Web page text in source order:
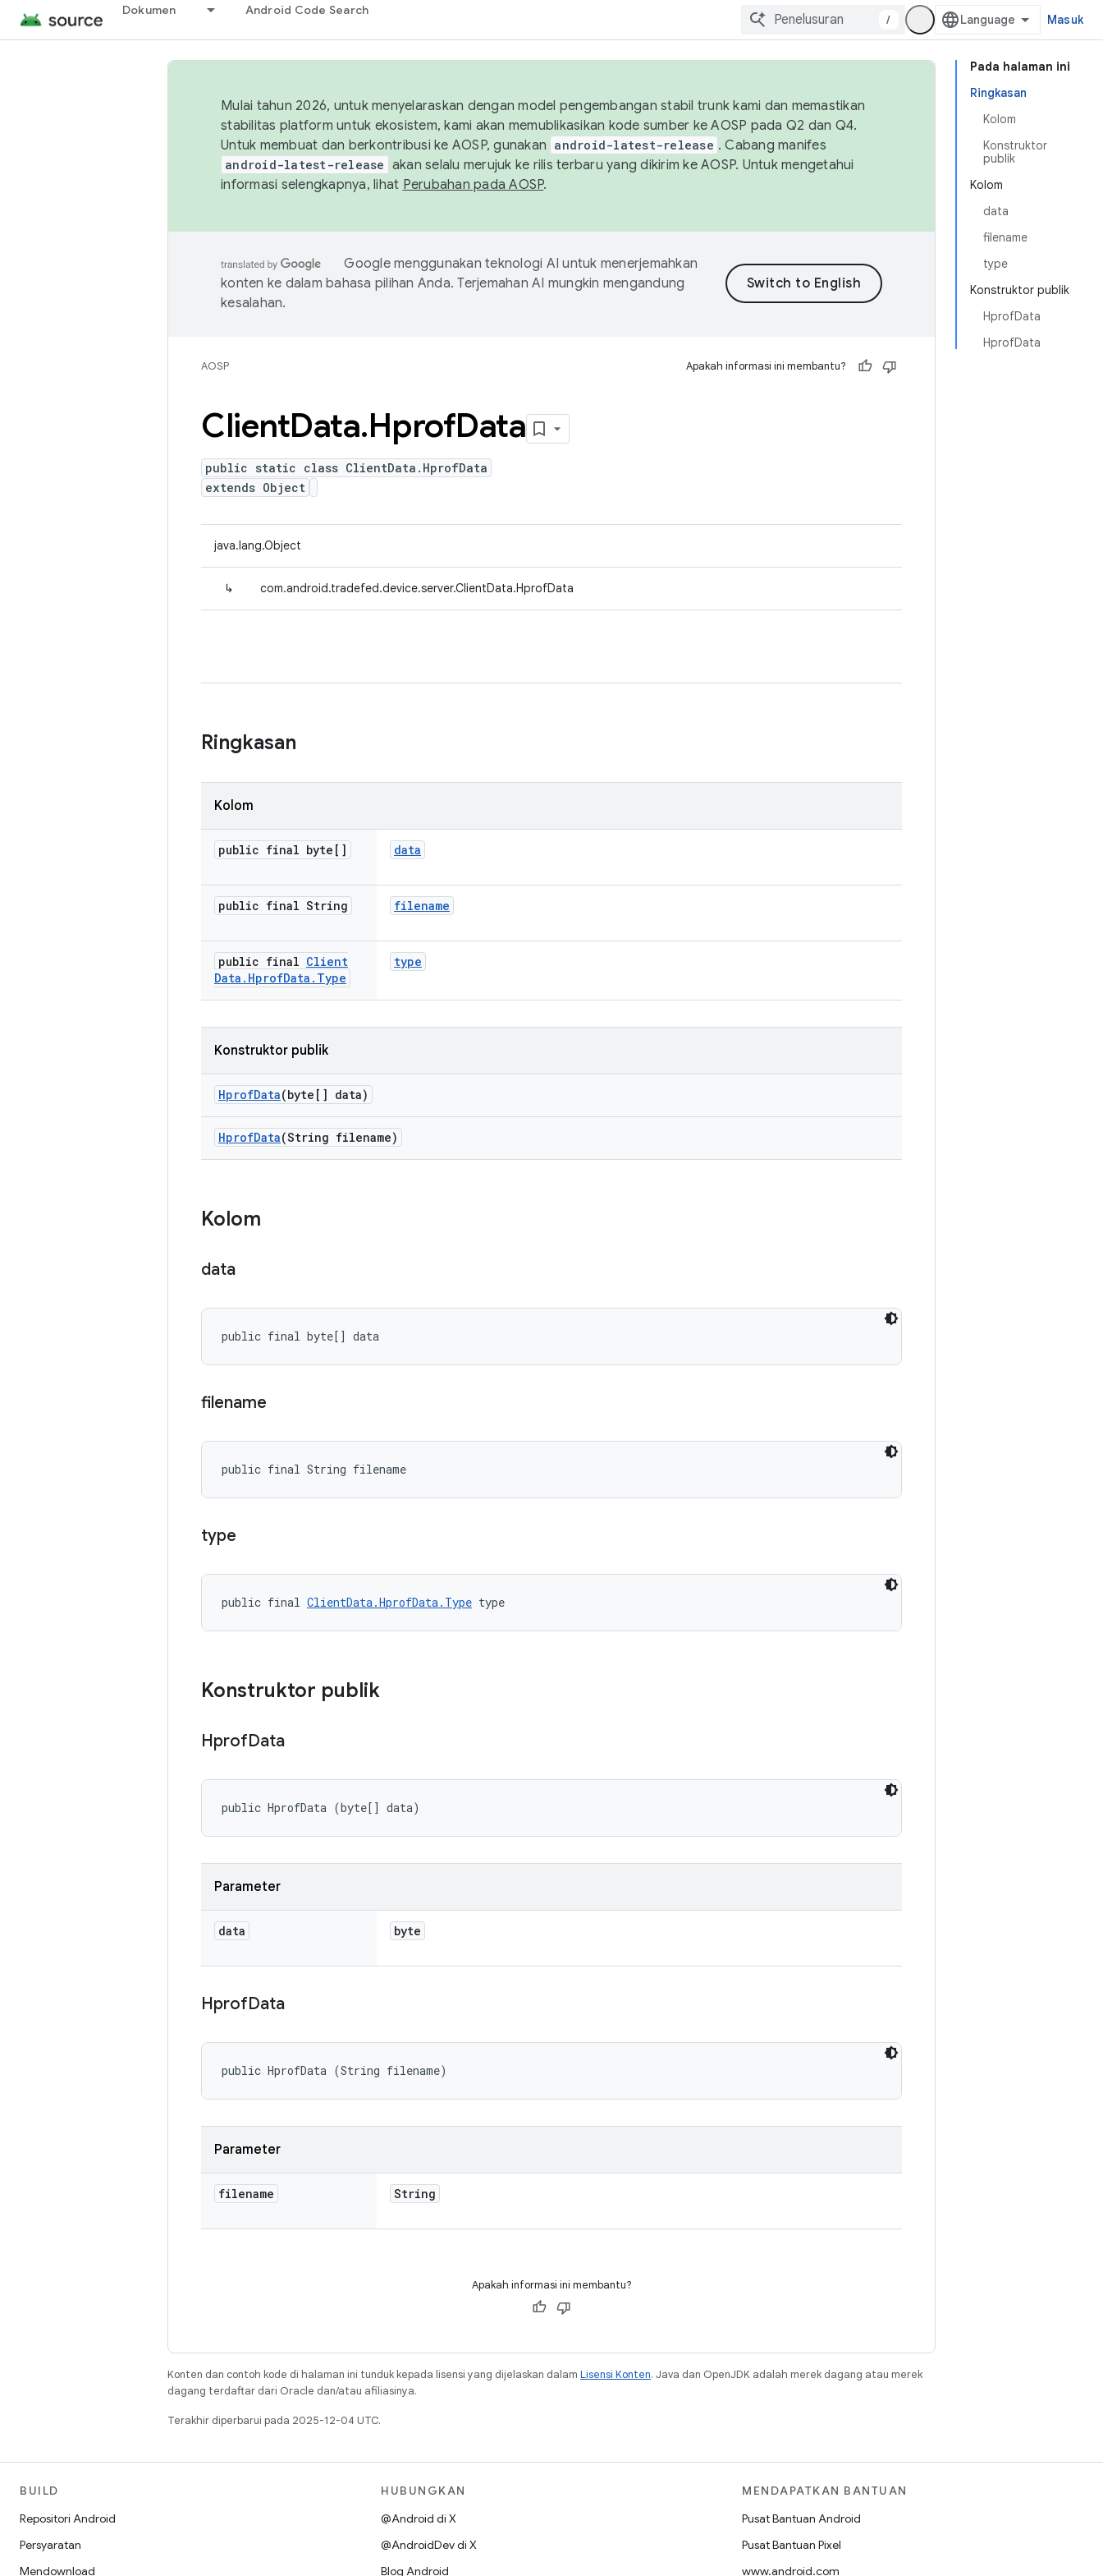
Dokumen Android Code Search
/ Masuk
Pada halaman ini
Ringkasan
Kolom
Konstruktor
publik
Kolom
data
filename
type
Konstruktor publik
HprofData
HprofData
Mulai tahun 2026, untuk menyelaraskan dengan model pengembangan stabil trunk kami dan memastikan
stabilitas platform untuk ekosistem, kami akan memublikasikan kode sumber ke AOSP pada Q2 dan Q4.
Untuk membuat dan berkontribusi ke AOSP, gunakan android-latest-release . Cabang manifes
android-latest-release akan selalu merujuk ke rilis terbaru yang dikirim ke AOSP. Untuk mengetahui
informasi selengkapnya, lihat Perubahan pada AOSP.
Google menggunakan teknologi AI untuk menerjemahkan
konten ke dalam bahasa pilihan Anda. Terjemahan AI mungkin mengandung
kesalahan.
AOSP Apakah informasi ini membantu?
ClientData.HprofData
public static class ClientData.HprofData
extends Object
java.lang.Object
↳ com.android.tradefed.device.server.ClientData.HprofData
Ringkasan
Kolom
public final byte[] data
public final String filename
public final Client
Data . HprofData . Type
type
Konstruktor publik
HprofData(byte[] data)
HprofData(String filename)
Kolom
data
public final byte[] data
filename
public final String filename
type
public final ClientData.HprofData.Type type
Konstruktor publik
HprofData
public HprofData (byte[] data)
Parameter
data byte
HprofData
public HprofData (String filename)
Parameter
filename String
Apakah informasi ini membantu?
Konten dan contoh kode di halaman ini tunduk kepada lisensi yang dijelaskan dalam Lisensi Konten. Java dan OpenJDK adalah merek dagang atau merek
dagang terdaftar dari Oracle dan/atau afiliasinya.
Terakhir diperbarui pada 2025-12-04 UTC.
BUILD
Repositori Android
Persyaratan
Mendownload
HUBUNGKAN
@Android di X
@AndroidDev di X
Blog Android
MENDAPATKAN BANTUAN
Pusat Bantuan Android
Pusat Bantuan Pixel
www.android.com